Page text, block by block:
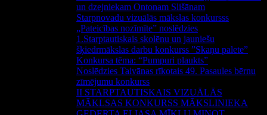
un dzejniekam Ontonam Slišānam
Starpnovadu vizuālās mākslas konkursss
„Pateicības nozīmīte” noslēdzies
1.Starptautiskais skolēnu un jauniešu
šķiedrmākslas darbu konkurss ”Skaņu palete”
Konkursa tēma: “Pumpuri plaukts”
Noslēdzies Taivānas rīkotais 49. Pasaules bērnu
zīmējumu konkurss
II STARPTAUTISKAIS VIZUĀLĀS
MĀKLSAS KONKURSS MĀKSLINIEKA